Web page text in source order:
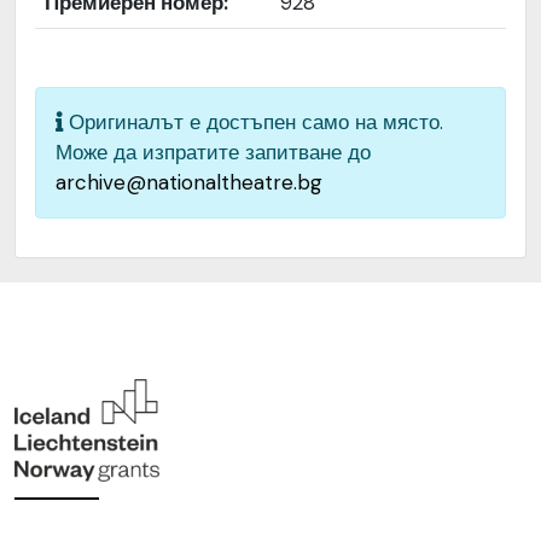
страна
Институция
Народен театър „Иван
Вазов“, гр. София, България
Оригиналът е достъпен само на място.
Може да изпратите запитване до
archive@nationaltheatre.bg